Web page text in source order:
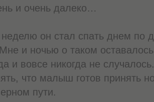
и очень далеко…
он стал спать днем по
и ночью о таком
и вовсе никогда не
что малыш готов принять
пути.